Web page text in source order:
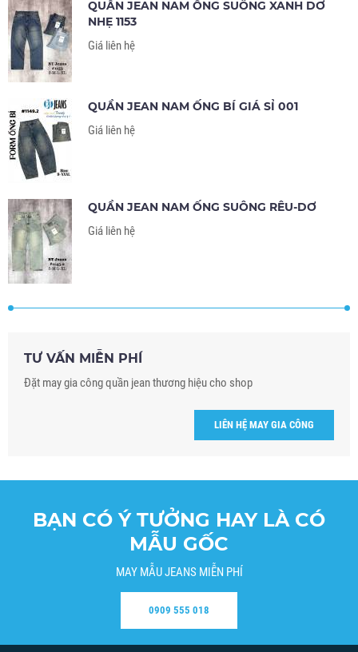
QUẦN JEAN NAM ỐNG SUÔNG XANH DƠ
NHẸ 1153
Giá liên hệ
QUẦN JEAN NAM ỐNG BÍ GIÁ SỈ 001
Giá liên hệ
QUẦN JEAN NAM ỐNG SUÔNG RÊU-DƠ
Giá liên hệ
TƯ VẤN MIỄN PHÍ
Đặt may gia công quần jean thương hiệu cho shop
LIÊN HỆ MAY GIA CÔNG
BẠN CÓ Ý TƯỞNG HAY LÀ CÓ
MẪU GỐC
MAY MẪU JEANS MIỄN PHÍ
0909 555 018